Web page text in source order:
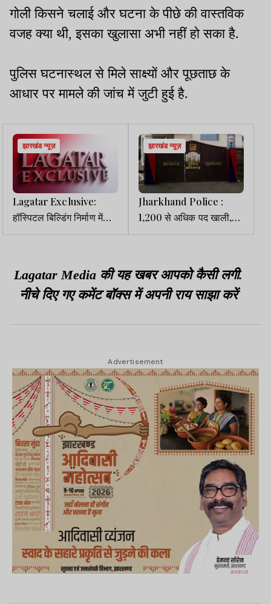
गोली किसने चलाई और घटना के पीछे की वास्तविक
वजह क्या थी, इसका खुलासा अभी नहीं हो सका है.
पुलिस घटनास्थल से मिले साक्ष्यों और पूछताछ के
आधार पर मामले की जांच में जुटी हुई है.
झारखंड न्यूज़
Lagatar Exclusive:
हॉस्पिटल बिल्डिंग निर्माण में
गड़बड़ी का आरोपी ठेकेदार
झारखंड न्यूज़
Jharkhand Police :
1,200 से अधिक पद खाली,
फिर भी प्रमोशन-तबादला नहीं,
Lagatar Media की यह खबर आपको कैसी लगी.
नीचे दिए गए कमेंट बॉक्स में अपनी राय साझा करें
Advertisement